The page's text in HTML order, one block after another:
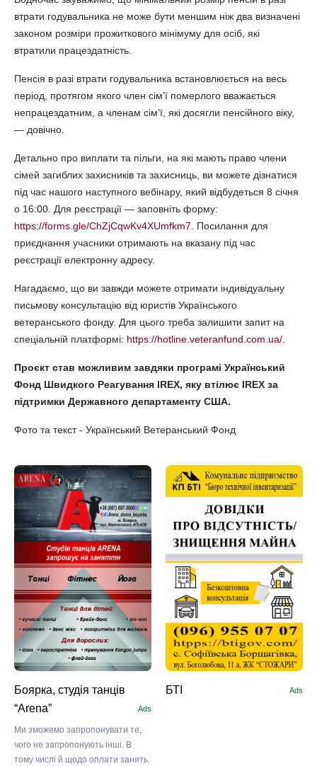
втрати годувальника не може бути меншим ніж два визначені
законом розміри прожиткового мінімуму для осіб, які
втратили працездатність.
Пенсія в разі втрати годувальника встановлюється на весь
період, протягом якого член сім’ї померлого вважається
непрацездатним, а членам сім’ї, які досягли пенсійного віку,
— довічно.
Детально про виплати та пільги, на які мають право члени
сімей загиблих захисників та захисниць, ви можете дізнатися
під час нашого наступного вебінару, який відбудеться 8 січня
о 16:00. Для реєстрації — заповніть форму:
https://forms.gle/ChZjCqwKv4XUmfkm7 . Посилання для
приєднання учасники отримають на вказану під час
реєстрації електронну адресу.
Нагадаємо, що ви завжди можете отримати індивідуальну
письмову консультацію від юристів Українського
ветеранського фонду. Для цього треба залишити запит на
спеціальній платформі: https://hotline.veteranfund.com.ua/
Проєкт став можливим завдяки програмі Український
Фонд Швидкого Реагування IREX, яку втілює IREX за
підтримки Державного департаменту США.
Фото та текст - Український Ветеранський Фонд
Боярка, студія танців
“Arena”
Ads
Ми зможемо запропонувати те,
чого не запропонують інші. В
тому числі й щодо оплати занять.
БТІ Ads